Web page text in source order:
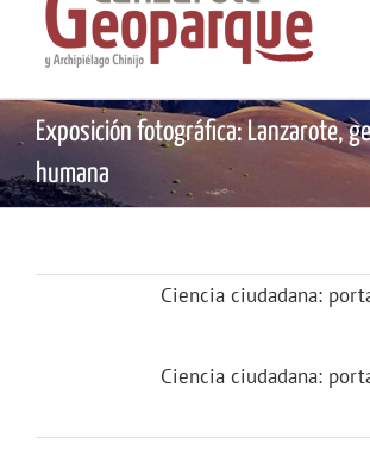
Exposición fotográfica: Lanzarote,
humana
Ciencia ciudadana:
Ciencia ciudadana: